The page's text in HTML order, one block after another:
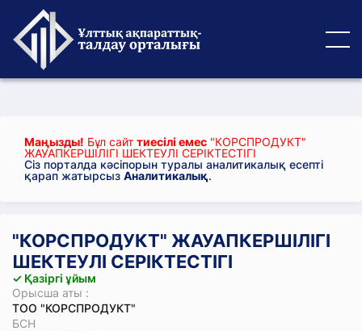
Маңызды! Бұл сайт тиесілі емес "КОРСПРОДУКТ"
ЖАУАПКЕРШІЛІГІ ШЕКТЕУЛІ СЕРІКТЕСТІГІ
Сіз порталда кәсіпорын туралы аналитикалық есепті
қарап жатырсыз Аналитикалық.
"КОРСПРОДУКТ" ЖАУАПКЕРШІЛІГІ
ШЕКТЕУЛІ СЕРІКТЕСТІГІ
✓ Қазіргі ұйым
Орысша аты :
ТОО "КОРСПРОДУКТ"
БСН